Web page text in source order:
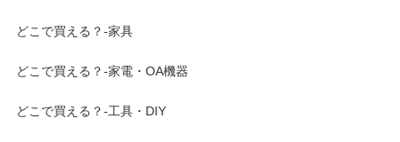
どこで買える？-家具
どこで買える？-家電・OA機器
どこで買える？-工具・DIY